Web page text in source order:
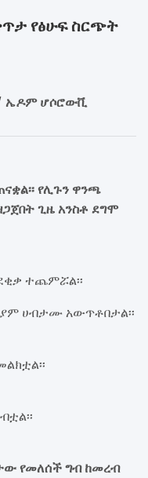
የፅሁፍ ስርጭት
ኤዶም ሆሶሮውቪ
የሊጉን ዋንጫ
ጊዜ አንስቶ ደግሞ
ተጨምሯል፡፡
ሀብታሙ አውጥቶበታል፡፡
የመለሰች ግብ ከመረብ